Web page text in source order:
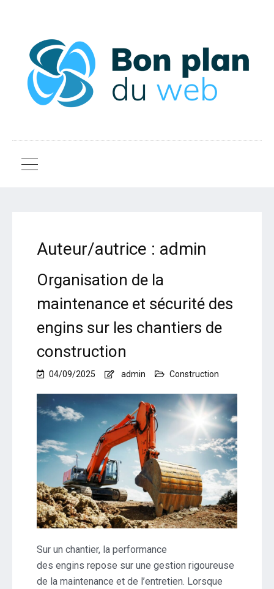
Auteur/autrice : admin
Organisation de la
maintenance et sécurité des
engins sur les chantiers de
construction
04/09/2025 admin Construction
Sur un chantier, la performance
des engins repose sur une gestion rigoureuse
de la maintenance et de l’entretien. Lorsque